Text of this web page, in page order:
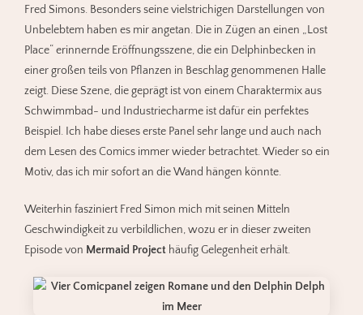
Fred Simons. Besonders seine vielstrichigen Darstellungen von
Unbelebtem haben es mir angetan. Die in Zügen an einen „Lost
Place“ erinnernde Eröffnungsszene, die ein Delphinbecken in
einer großen teils von Pflanzen in Beschlag genommenen Halle
zeigt. Diese Szene, die geprägt ist von einem Charaktermix aus
Schwimmbad- und Industriecharme ist dafür ein perfektes
Beispiel. Ich habe dieses erste Panel sehr lange und auch nach
dem Lesen des Comics immer wieder betrachtet. Wieder so ein
Motiv, das ich mir sofort an die Wand hängen könnte.
Weiterhin fasziniert Fred Simon mich mit seinen Mitteln
Geschwindigkeit zu verbildlichen, wozu er in dieser zweiten
Episode von Mermaid Project häufig Gelegenheit erhält.